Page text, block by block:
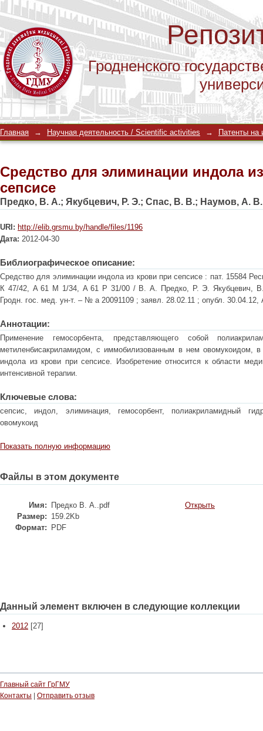
Гродненского
Средство для элиминации индола
Главная → Научная деятельность / Scientific activities → Патенты на
Средство для элиминации индола
сепсисе
Предко, В. А.; Якубцевич, Р. Э.; Спас, В. В.; Наумов, А. В.
URI: http://elib.grsmu.by/handle/files/1196
Дата: 2012-04-30
Библиографическое описание:
Средство для элиминации индола из крови при сепсисе : пат. 15584
К 47/42, A 61 М 1/34, A 61 Р 31/00 / В. А. Предко, Р. Э. Якубцевич,
Гродн. гос. мед. ун-т. – № a 20091109 ; заявл. 28.02.11 ; опубл.
Аннотации:
Применение гемосорбента, представляющего собой
метиленбисакриламидом, с иммобилизованным в нем овомукоидом,
индола из крови при сепсисе. Изобретение относится к области
интенсивной терапии.
Ключевые слова:
сепсис, индол, элиминация, гемосорбент, полиакриламидный
овомукоид
Показать полную информацию
Файлы в этом документе
Имя:
Предко В. А..pdf
Размер: 159.2Kb
Формат:
PDF
Открыть
Данный элемент включен в следующие коллекции
2012 [27]
Главный сайт ГрГМУ
Контакты
Отправить отзыв